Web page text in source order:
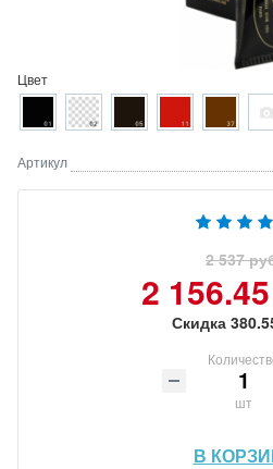
Цвет
Артикул
2 537
2
Скидка
шт
В